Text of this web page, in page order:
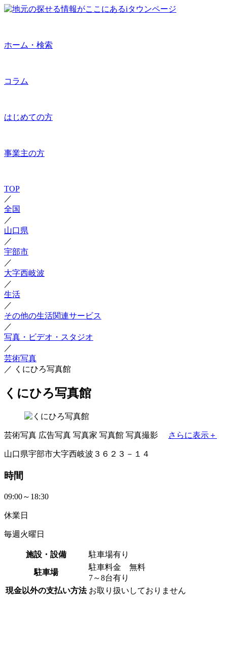
ホーム・検索
コラム
はじめての方
事業主の方
TOP
／
全国
／
山口県
／
宇部市
／
大字西岐波
／
生活
／
その他の生活関連サービス
／
写真・ビデオ・スタジオ
／
芸術写真
／ くにひろ写真館
くにひろ写真館
芸術写真 広告写真 写真家 写真館 写真撮影 さらに表示＋
山口県宇部市大字西岐波３６２３－１４
時間
09:00～18:30
休業日
毎週火曜日
施設・設備 駐車場有り
駐車場
駐車料金 無料
7～8台有り
現金以外の支払い方法 お取り扱いしておりません